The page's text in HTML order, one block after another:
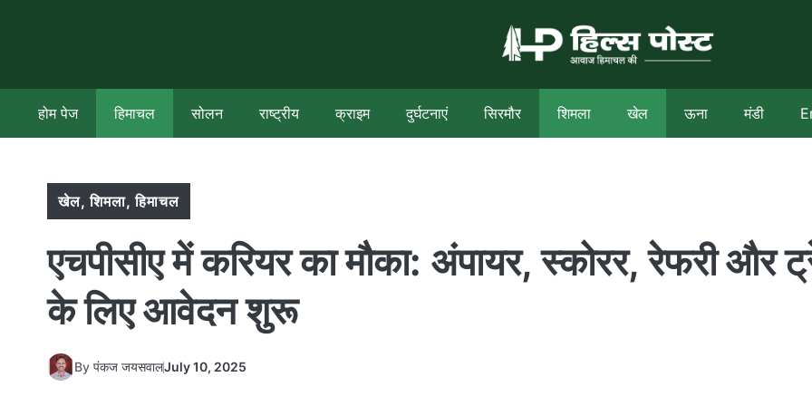
होम पेज हिमाचल सोलन राष्ट्रीय क्राइम दुर्घटनाएं सिरमौर शिमला खेल ऊना मंडी
खेल,शिमला,हिमाचल
एचपीसीए में करियर का मौका: अंपायर, स्कोरर, रेफरी और
के लिए आवेदन शुरू
By पंकज जयसवालJuly 10, 2025